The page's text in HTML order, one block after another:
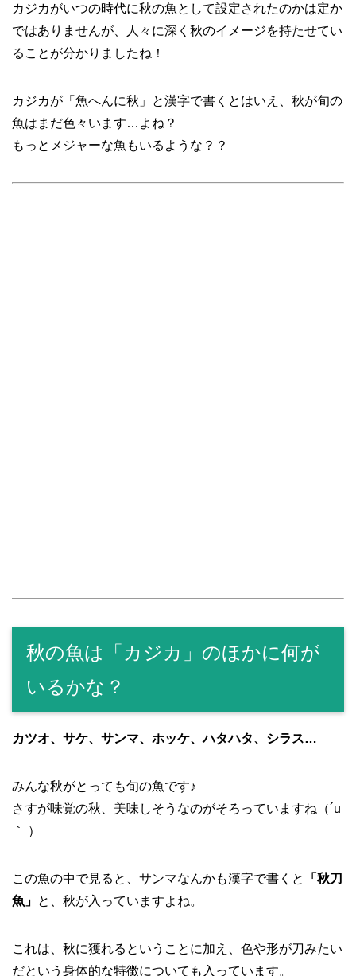
カジカがいつの時代に秋の魚として設定されたのかは定か
ではありませんが、人々に深く秋のイメージを持たせてい
ることが分かりましたね！
カジカが「魚へんに秋」と漢字で書くとはいえ、秋が旬の
魚はまだ色々います…よね？
もっとメジャーな魚もいるような？？
秋の魚は「カジカ」のほかに何が
いるかな？
カツオ、サケ、サンマ、ホッケ、ハタハタ、シラス…
みんな秋がとっても旬の魚です♪
さすが味覚の秋、美味しそうなのがそろっていますね（´u
｀ ）
この魚の中で見ると、サンマなんかも漢字で書くと
「秋刀
魚」 と、秋が入っていますよね。
これは、秋に獲れるということに加え、色や形が刀みたい
だという身体的な特徴についても入っています。